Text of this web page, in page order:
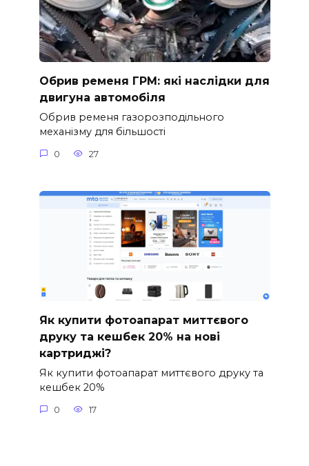
Обрив ременя ГРМ: які наслідки для
двигуна автомобіля
Обрив ременя газорозподільного
механізму для більшості
0 27
Як купити фотоапарат миттєвого
друку та кешбек 20% на нові
картриджі?
Як купити фотоапарат миттєвого друку та
кешбек 20%
0 17